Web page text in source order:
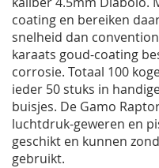
coating en bereiken
snelheid dan
karaats goud-coating
corrosie. Totaal 100
ieder 50 stuks in
buisjes. De Gamo
luchtdruk-geweren en
geschikt en kunnen
gebruikt.